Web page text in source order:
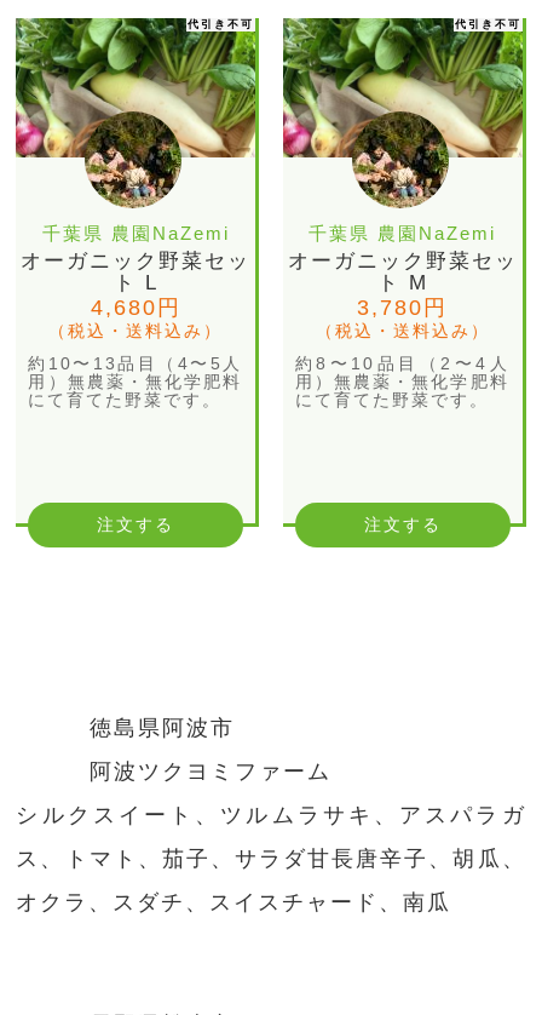
代引き不可
千葉県 農園NaZemi
オーガニック野菜セッ
ト L
4,680円
（税込・送料込み）
約10〜13品目（4〜5人
用）無農薬・無化学肥料
にて育てた野菜です。
注文する
代引き不可
千葉県 農園NaZemi
オーガニック野菜セッ
ト M
3,780円
（税込・送料込み）
約8〜10品目（2〜4人
用）無農薬・無化学肥料
にて育てた野菜です。
注文する
徳島県阿波市
阿波ツクヨミファーム
シルクスイート、ツルムラサキ、アスパラガ
ス、トマト、茄子、サラダ甘長唐辛子、胡瓜、
オクラ、スダチ、スイスチャード、南瓜